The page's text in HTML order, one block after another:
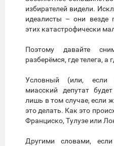
избирателей видели.
идеалисты – они везде
этих катастрофически
Поэтому давайте
разберёмся, где телега, а
Условный (или, если
миасский депутат
лишь в том случае, если
это делать. Как это
Франциско, Тулузе или
Другими словами, если